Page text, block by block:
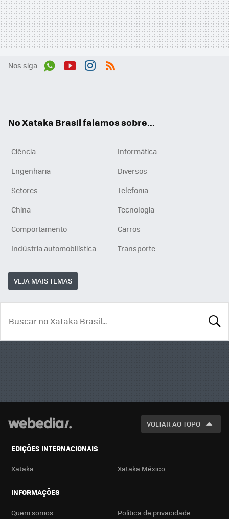
Nos siga
No Xataka Brasil falamos sobre...
Ciência
Informática
Engenharia
Diversos
Setores
Telefonia
China
Tecnologia
Comportamento
Carros
Indústria automobilística
Transporte
VEJA MAIS TEMAS
VOLTAR AO TOPO
EDIÇÕES INTERNACIONAIS
Xataka Xataka México
INFORMAÇÕES
Quem somos Política de privacidade